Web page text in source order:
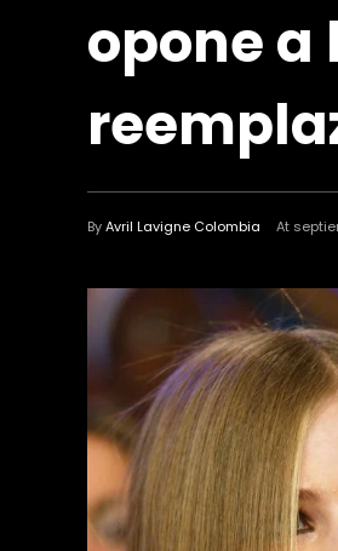
opone a
ByAvril Lavigne Colombia At